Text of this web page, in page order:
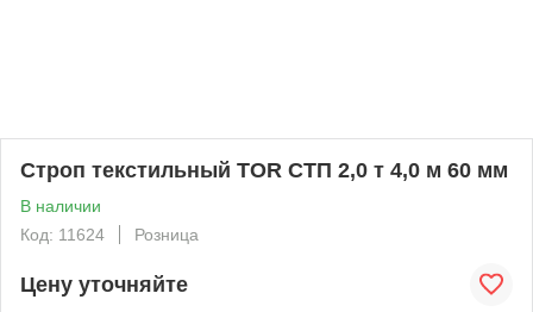
Строп текстильный TOR СТП 2,0 т 4,0 м 60 мм
В наличии
Код: 11624
Розница
Цену уточняйте